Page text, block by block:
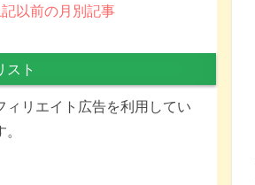
以前の月別記事
スト
ィリエイト広告を利用してい